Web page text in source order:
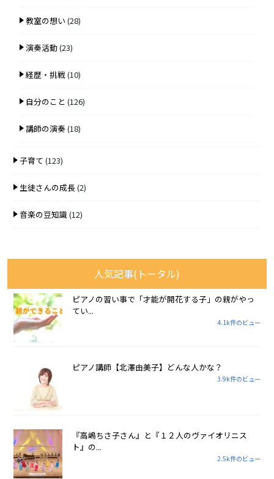
教室の想い (28)
演奏活動(23)
経歴・挑戦(10)
自分のこと (126)
講師の演奏(18)
子育て (123)
生徒さんの成長(2)
音楽の豆知識(12)
人気記事(トータル)
ピアノの習い事で「才能が開花する子」の親がやっ
てい...
4.1k件のビュー
ピアノ講師【北澤由美子】どんな人かな？
3.9k件のビュー
『高嶋ちさ子さん』と『１２人のヴァイオリニス
ト』の...
2.5k件のビュー